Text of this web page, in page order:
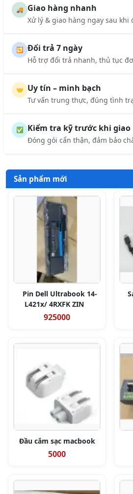
🚚 Giao hàng nhanh
Xử lý & giao hàng ngay sau khi
🔁 Đổi trả 7 ngày
Hỗ trợ đổi trả nhanh, thủ tục
🤝 Uy tín – minh bạch
Tư vấn trung thực, đúng tình
✅ Kiểm tra kỹ trước khi giao
Đóng gói cẩn thận, đảm bảo
Sản phẩm mới
Pin Dell Ultrabook 14-
L421x/ 4RXFK ZIN
925000
Đầu cắm sạc macbook
5000